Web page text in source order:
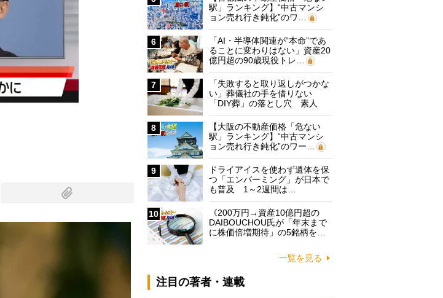
駅」ランキング】“中古マンシ
ョン売れ行き鈍化”のワ…
6
「AI・半導体関連が“本命”であ
ることに変わりはない」資産20
億円超の90歳現役トレ…
7
「失敗すると取り返しがつかな
い」葬儀社の手を借りない
「DIY葬」の落とし穴 素人
に…
8
【大阪の不動産価格「危ない
駅」ランキング】“中古マンシ
ョン売れ行き鈍化”のワー…
9
ドライアイスを使わず遺体を保
つ「エンバーミング」が日本で
も普及 1～2週間は…
10
《200万円→資産10億円超の
DAIBOUCHOU氏が「年末まで
に株価倍増期待」の5銘柄を…
一覧を見る
注目の著者・連載